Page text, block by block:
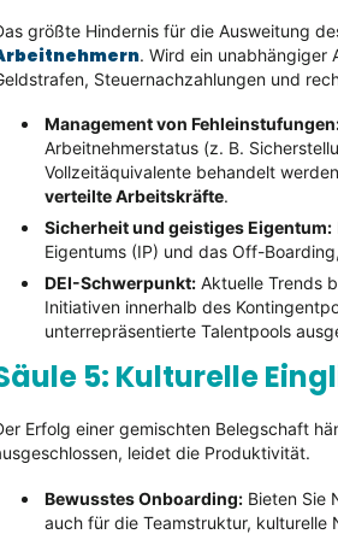
größte Hindernis für die Ausweitung
. Wird ein unabhängiger
Steuernachzahlungen und
Management von
Arbeitnehmerstatus (z. B.
Vollzeitäquivalente behandelt
verteilte Arbeitskräfte.
Sicherheit und geistiges Eigentum:
Eigentums (IP) und das Off-
DEI-Schwerpunkt: Aktuelle Trends
Initiativen innerhalb des
unterrepräsentierte Talentpools
5: Kulturelle
Erfolg einer gemischten Belegschaft
leidet die Produktivität.
Bewusstes Onboarding: Bieten Sie
auch für die Teamstruktur, kulturelle